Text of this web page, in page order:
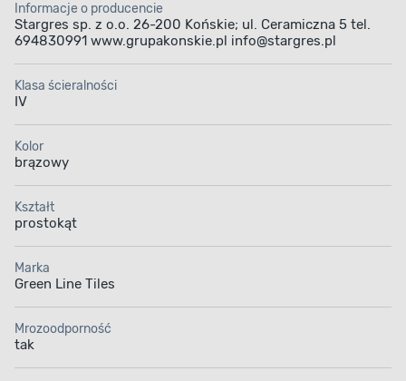
Informacje o producencie
Stargres sp. z o.o. 26-200 Końskie; ul. Ceramiczna 5 tel.
694830991 www.grupakonskie.pl info@stargres.pl
Klasa ścieralności
IV
Kolor
brązowy
Kształt
prostokąt
Marka
Green Line Tiles
Mrozoodporność
tak